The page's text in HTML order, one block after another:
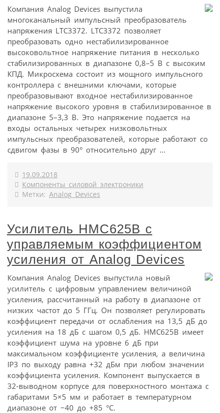
Компания Analog Devices выпустила
многоканальный импульсный преобразователь
напряжения LTC3372. LTC3372 позволяет
преобразовать одно нестабилизированное
высоковольтное напряжение питания в несколько
стабилизированных в диапазоне 0,8–5 В с высоким
КПД. Микросхема состоит из мощного импульсного
контроллера с внешними ключами, которые
преобразовывают входное нестабилизированное
напряжение высокого уровня в стабилизированное в
диапазоне 5–3,3 В. Это напряжение подается на
входы остальных четырех низковольтных
импульсных преобразователей, которые работают со
сдвигом фазы в 90° относительно друг ...
19.09.2018
Компоненты силовой электроники
Метки: Analog Devices
Усилитель HMC625B с
управляемым коэффициентом
усиления от Analog Devices
Компания Analog Devices выпустила новый
усилитель с цифровым управлением величиной
усиления, рассчитанный на работу в диапазоне от
низких частот до 5 ГГц. Он позволяет регулировать
коэффициент передачи от ослабления на 13,5 дБ до
усиления на 18 дБ с шагом 0,5 дБ. HMC625B имеет
коэффициент шума на уровне 6 дБ при
максимальном коэффициенте усиления, а величина
IP3 по выходу равна +32 дБм при любом значении
коэффициента усиления. Компонент выпускается в
32-выводном корпусе для поверхностного монтажа с
габаритами 5×5 мм и работает в температурном
диапазоне от −40 до +85 °C.